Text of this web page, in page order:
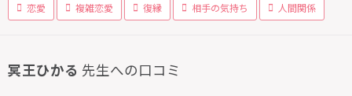
恋愛 複雑恋愛 復縁 相手の気持ち 人間関係
冥王ひかる 先生への口コミ